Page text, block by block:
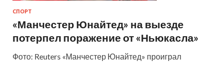
СПОРТ
«Манчестер Юнайтед» на выезде
потерпел поражение от «Ньюкасла»
Фото: Reuters «Манчестер Юнайтед» проиграл